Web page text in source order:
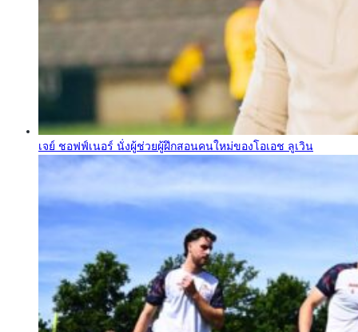
เจย์ ชอฟฟ์เนอร์ นั่งผู้ช่วยผู้ฝึกสอนคนใหม่ของโอเอช ลูเวิน